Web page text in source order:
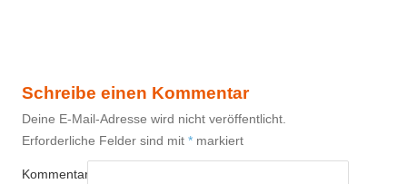
Schreibe einen Kommentar
Deine E-Mail-Adresse wird nicht veröffentlicht.
Erforderliche Felder sind mit * markiert
Kommentar